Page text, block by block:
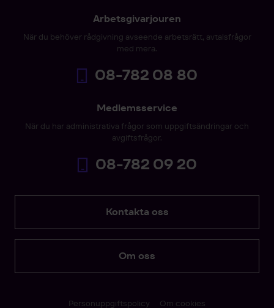
Arbetsgivarjouren
När du behöver rådgivning avseende arbetsrätt, avtalsfrågor
med mera.
08-782 08 80
Medlemsservice
När du har administrativa frågor som uppgiftsändringar och
avgiftsfrågor.
08-782 09 20
Kontakta oss
Om oss
Personuppgiftspolicy Om cookies